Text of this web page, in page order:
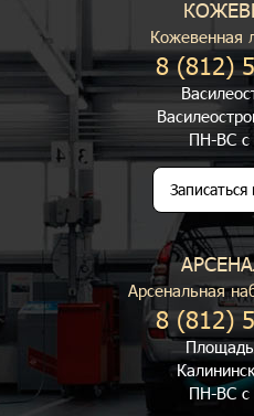
Кожевенная
8 (812)
ПН-ВС с
Арсенальная
8 (812)
ПН-ВС с